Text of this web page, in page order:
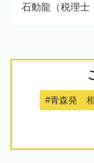
石動龍（税理士
#青森発 相